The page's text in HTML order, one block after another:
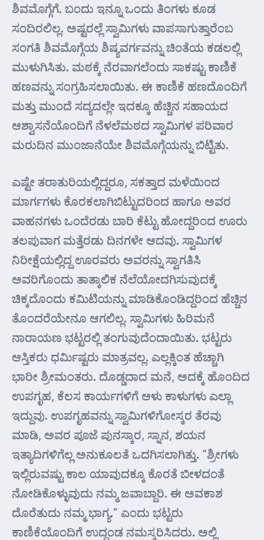
ಶಿವಮೊಗ್ಗೆಗೆ. ಬಂದು ಇನ್ನೂ ಒಂದು ತಿಂಗಳು ಕೂಡ
ಸಂದಿರಲಿಲ್ಲ. ಅಷ್ಟರಲ್ಲೆ ಸ್ವಾಮಿಗಳು ವಾಪಸಾಗುತ್ತಾರೆಂಬ
ಸಂಗತಿ ಶಿವಮೊಗ್ಗೆಯ ಶಿಷ್ಯವರ್ಗವನ್ನು ಚಿಂತೆಯ ಕಡಲಲ್ಲಿ
ಮುಳುಗಿಸಿತು. ಮಠಕ್ಕೆ ನೆರವಾಗಲೆಂದು ಸಾಕಷ್ಟು ಕಾಣಿಕೆ
ಹಣವನ್ನು ಸಂಗ್ರಹಿಸಲಾಯಿತು. ಈ ಕಾಣಿಕೆ ಹಣದೊಂದಿಗೆ
ಮತ್ತು ಮುಂದೆ ಸದ್ಯದಲ್ಲೇ ಇದಕ್ಕೂ ಹೆಚ್ಚಿನ ಸಹಾಯದ
ಆಶ್ವಾಸನೆಯೊಂದಿಗೆ ನೆಳಲೆಮಠದ ಸ್ವಾಮಿಗಳ ಪರಿವಾರ
ಮರುದಿನ ಮುಂಜಾನೆಯೇ ಶಿವಮೊಗ್ಗೆಯನ್ನು ಬಿಟ್ಟಿತು.
ಎಷ್ಟೇ ತರಾತುರಿಯಲ್ಲಿದ್ದರೂ, ಸಕತ್ತಾದ ಮಳೆಯಿಂದ
ಮಾರ್ಗಗಳು ಕೊರಕಲಾಗಿಬಿಟ್ಟುದರಿಂದ ಹಾಗೂ ಅವರ
ವಾಹನಗಳು ಒಂದೆರಡು ಬಾರಿ ಕೆಟ್ಟು ಹೋದ್ದರಿಂದ ಊರು
ತಲಪುವಾಗ ಮತ್ತೆರಡು ದಿನಗಳೇ ಆದವು. ಸ್ವಾಮಿಗಳ
ನಿರೀಕ್ಷೆಯಲ್ಲಿದ್ದ ಊರವರು ಅವರನ್ನು ಸ್ವಾಗತಿಸಿ
ಅವರಿಗೊಂದು ತಾತ್ಕಾಲಿಕ ನೆಲೆಯೋದಗಿಸುವುದಕ್ಕೆ
ಚಿಕ್ಕದೊಂದು ಕಮಿಟಿಯನ್ನು ಮಾಡಿಕೊಂಡಿದ್ದರಿಂದ ಹೆಚ್ಚಿನ
ತೊಂದರೆಯೇನೂ ಆಗಲಿಲ್ಲ. ಸ್ವಾಮಿಗಳು ಹಿರಿಮನೆ
ನಾರಾಯಣ ಭಟ್ಟರಲ್ಲಿ ತಂಗುವುದೆಂದಾಯಿತು. ಭಟ್ಟರು
ಆಸ್ತಿಕರು ಧರ್ಮಿಷ್ಟರು ಮಾತ್ರವಲ್ಲ. ಎಲ್ಲಕ್ಕಿಂತ ಹೆಚ್ಚಾಗಿ
ಭಾರೀ ಶ್ರೀಮಂತರು. ದೊಡ್ಡದಾದ ಮನೆ, ಅದಕ್ಕೆ ಹೊಂದಿದ
ಉಪಗೃಹ, ಕೆಲಸ ಕಾರ್ಯಗಳಿಗೆ ಆಳು ಕಾಳುಗಳು ಎಲ್ಲಾ
ಇದ್ದುವು. ಉಪಗೃಹವನ್ನು ಸ್ವಾಮಿಗಳಿಗೋಸ್ಕರ ತೆರವು
ಮಾಡಿ, ಅವರ ಪೂಜೆ ಪುನಸ್ಕಾರ, ಸ್ನಾನ, ಶಯನ
ಇತ್ಯಾದಿಗಳಿಗೆಲ್ಲ ಅನುಕೂಲತೆ ಒದಗಿಸಲಾಗಿತ್ತು. “ಶ್ರೀಗಳು
ಇಲ್ಲಿರುವಷ್ಟು ಕಾಲ ಯಾವುದಕ್ಕೂ ಕೊರತೆ ಬೀಳದಂತೆ
ನೋಡಿಕೊಳ್ಳುವುದು ನಮ್ಮ ಜವಾಬ್ದಾರಿ. ಈ ಅವಕಾಶ
ದೊರೆತುದು ನಮ್ಮ ಭಾಗ್ಯ.” ಎಂದು ಭಟ್ಟರು
ಕಾಣಿಕೆಯೊಂದಿಗೆ ಉದ್ದಂಡ ನಮಸ್ಕರಿಸಿದರು. ಅಲ್ಲಿ